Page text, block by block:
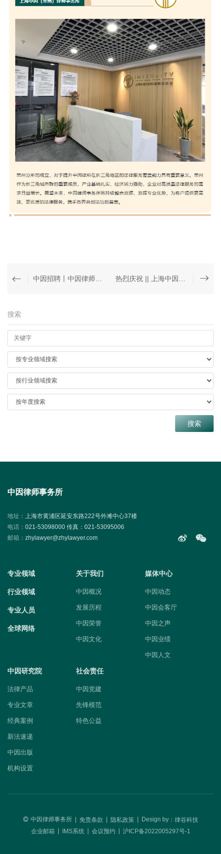
搜索
中因律师事务所
地址：
上海市黄浦区延安东路222号外滩中心37楼
电话： 021-53098000 传真：021-53095006
邮箱： zhylawyer@zhylawyer.com
专业领域
行业领域
专业人员
全球网络
关于我们
中因概况
发展历程
中因荣誉
中因文化
媒体中心
中因动态
中因会客厅
中因之声
中因业绩
中因人文
中因研究院
法律产品
专业文章
经典案例
新法速递
中因出版
机构设置
社会责任
中因党建
先锋模范
特色公益
中因律师事务所 | 免责条款 | 隐私政策 | Design by： 律谷科技
企业邮箱 | IMS系统 | 会议预约 | 沪ICP备2022005297号-1